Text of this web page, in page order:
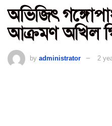
অভিজিৎ
আক্রমণ অখিল
by administrator 2